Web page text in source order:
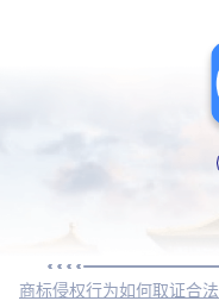
商标侵权行为如何取证合法